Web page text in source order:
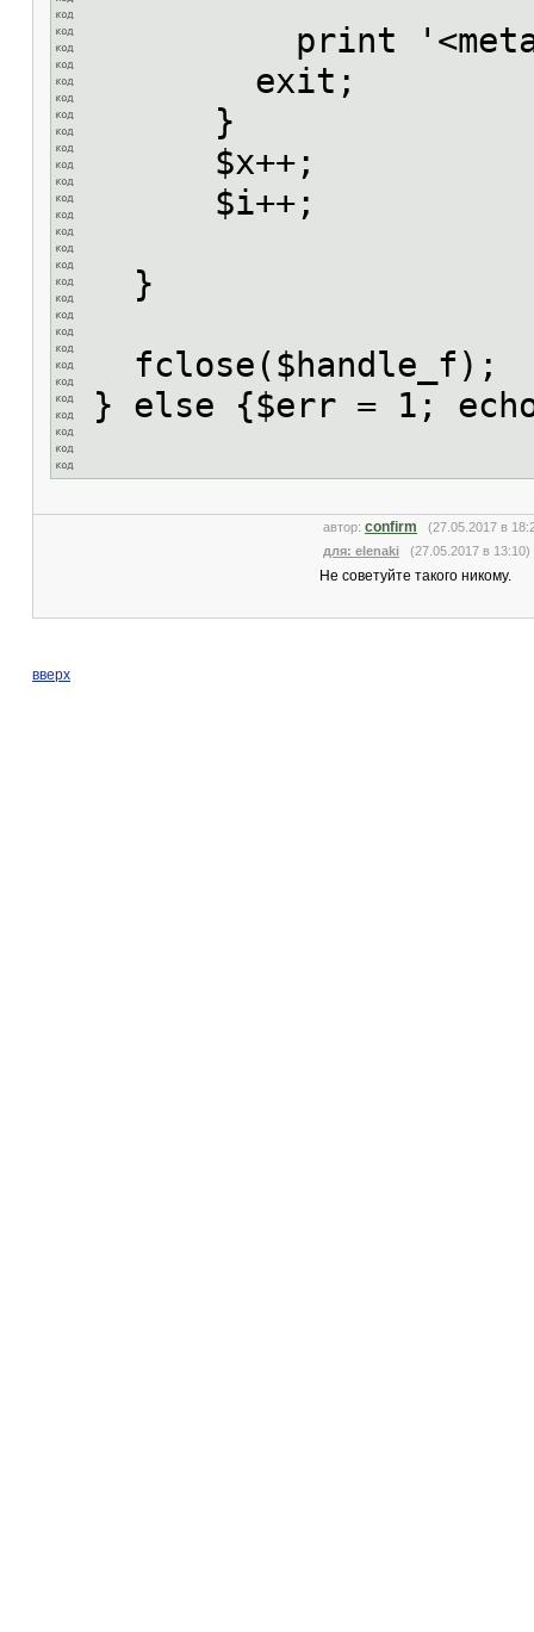
print '<meta http-
exit;
}
$x++;
$i++;
}
fclose($handle_f);
} else {$err = 1;
автор: confirm (27.05.2017 в
для: elenaki (27.05.2017 в 13:10)
Не советуйте такого никому.
вверх